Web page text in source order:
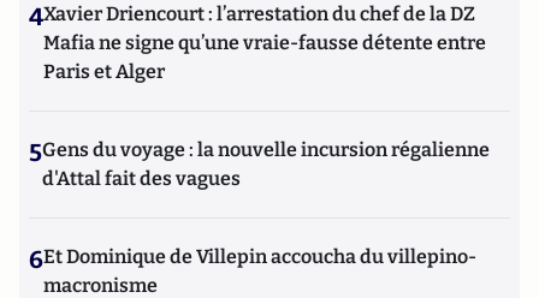
4Xavier Driencourt : l’arrestation du chef de la DZ
Mafia ne signe qu’une vraie-fausse détente entre
Paris et Alger
5Gens du voyage : la nouvelle incursion régalienne
d'Attal fait des vagues
6Et Dominique de Villepin accoucha du villepino-
macronisme